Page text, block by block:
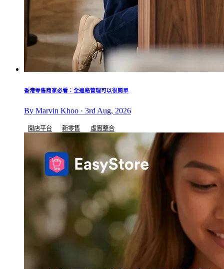
香港零售商家必看：全通路管理可以很簡單
By Marvin Khoo · 3rd Aug, 2026
開店平台 新零售 虛實整合